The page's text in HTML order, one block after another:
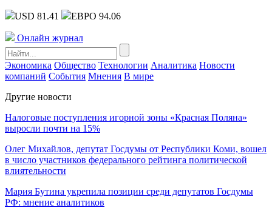
USD 81.41 ЕВРО 94.06
Онлайн журнал
Экономика Общество Технологии Аналитика Новости
компаний События Мнения В мире
Другие новости
Налоговые поступления игорной зоны «Красная Поляна»
выросли почти на 15%
Олег Михайлов, депутат Госдумы от Республики Коми, вошел
в число участников федерального рейтинга политической
влиятельности
Мария Бутина укрепила позиции среди депутатов Госдумы
РФ: мнение аналитиков